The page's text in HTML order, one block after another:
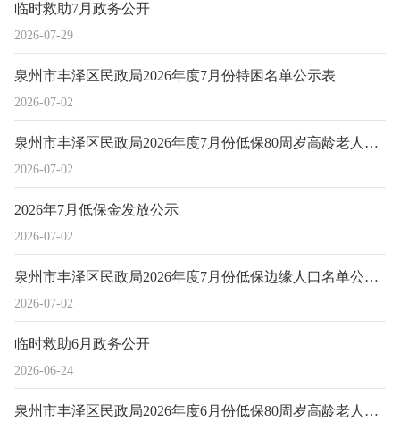
2026-07-29
临时救助7月政务公开
2026-07-02
泉州市丰泽区民政局2026年度7月份特困名单公示表
2026-07-02
泉州市丰泽区民政局2026年度7月份低保80周岁高龄老人补贴名单公示表
2026-07-02
2026年7月低保金发放公示
2026-07-02
泉州市丰泽区民政局2026年度7月份低保边缘人口名单公示表
2026-06-24
临时救助6月政务公开
泉州市丰泽区民政局2026年度6月份低保80周岁高龄老人补贴名单公示表